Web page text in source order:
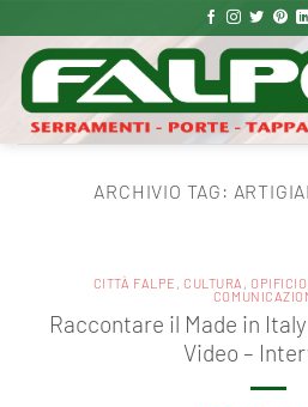
ai
contenuti
ARCHIVIO TAG:
CITTÀ FALPE , CULTURA ,
Raccontare il Made in
Video –